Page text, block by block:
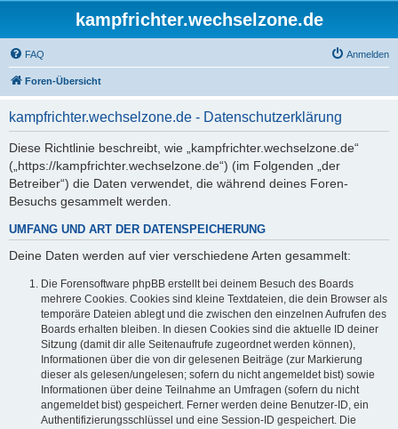
kampfrichter.wechselzone.de
FAQ Anmelden
Foren-Übersicht
kampfrichter.wechselzone.de - Datenschutzerklärung
Diese Richtlinie beschreibt, wie „kampfrichter.wechselzone.de“
(„https://kampfrichter.wechselzone.de“) (im Folgenden „der
Betreiber“) die Daten verwendet, die während deines Foren-
Besuchs gesammelt werden.
UMFANG UND ART DER DATENSPEICHERUNG
Deine Daten werden auf vier verschiedene Arten gesammelt:
Die Forensoftware phpBB erstellt bei deinem Besuch des Boards
mehrere Cookies. Cookies sind kleine Textdateien, die dein Browser als
temporäre Dateien ablegt und die zwischen den einzelnen Aufrufen des
Boards erhalten bleiben. In diesen Cookies sind die aktuelle ID deiner
Sitzung (damit dir alle Seitenaufrufe zugeordnet werden können),
Informationen über die von dir gelesenen Beiträge (zur Markierung
dieser als gelesen/ungelesen; sofern du nicht angemeldet bist) sowie
Informationen über deine Teilnahme an Umfragen (sofern du nicht
angemeldet bist) gespeichert. Ferner werden deine Benutzer-ID, ein
Authentifizierungsschlüssel und eine Session-ID gespeichert. Die